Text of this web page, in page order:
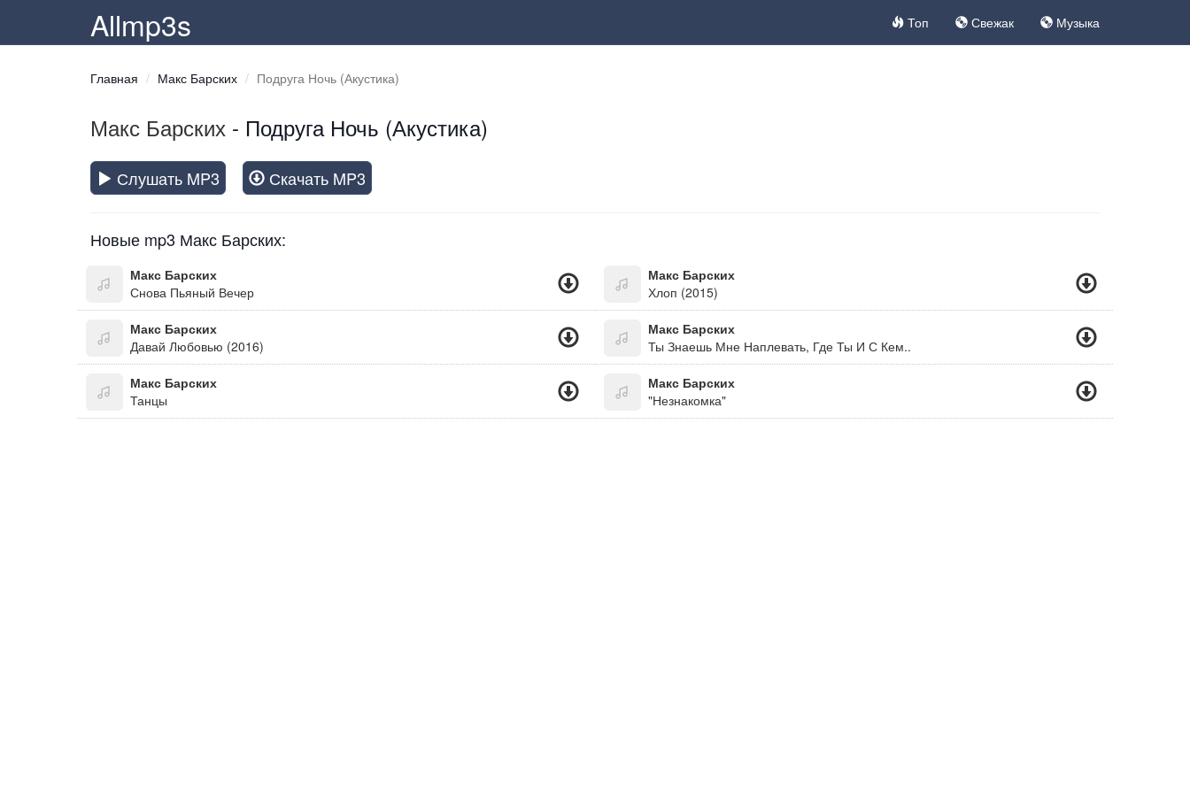
Allmp3s Топ Свежак Музыка
Главная Макс Барских Подруга Ночь (Акустика)
Макс Барских - Подруга Ночь (Акустика)
Слушать MP3 Скачать MP3
Новые mp3 Макс Барских:
Макс Барских
Снова Пьяный Вечер
Макс Барских
Хлоп (2015)
Макс Барских
Давай Любовью (2016)
Макс Барских
Ты Знаешь Мне Наплевать, Где Ты И С Кем..
Макс Барских
Танцы
Макс Барских
"Незнакомка"